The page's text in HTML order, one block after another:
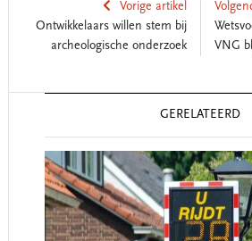
Vorige artikel
Ontwikkelaars willen stem bij
archeologische onderzoek
VNG
GERELATEERD